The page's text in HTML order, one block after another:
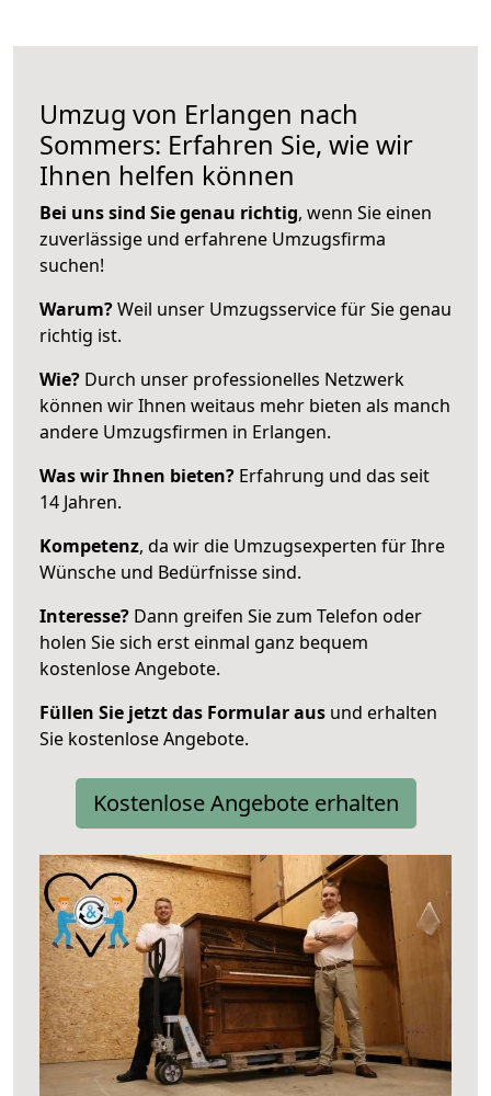
Umzug von Erlangen nach
Sommers: Erfahren Sie, wie wir
Ihnen helfen können
Bei uns sind Sie genau richtig, wenn Sie einen
zuverlässige und erfahrene Umzugsfirma
suchen!
Warum?Weil unser Umzugsservice für Sie genau
richtig ist.
Wie? Durch unser professionelles Netzwerk
können wir Ihnen weitaus mehr bieten als manch
andere Umzugsfirmen in Erlangen.
Was wir Ihnen bieten? Erfahrung und das seit
14 Jahren.
Kompetenz, da wir die Umzugsexperten für Ihre
Wünsche und Bedürfnisse sind.
Interesse? Dann greifen Sie zum Telefon oder
holen Sie sich erst einmal ganz bequem
kostenlose Angebote.
Füllen Sie jetzt das Formular aus und erhalten
Sie kostenlose Angebote.
Kostenlose Angebote erhalten